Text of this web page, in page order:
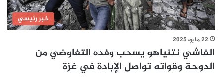
خبر رئيسي
22 مايو، 2025
الفاشي نتنياهو يسحب وفده التفاوضي من
الدوحة وقواته تواصل الإبادة في غزة